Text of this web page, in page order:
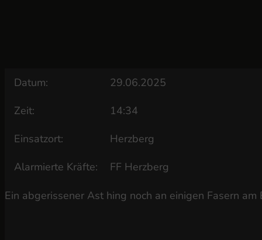
Datum:
29.06.2025
Zeit:
14:34
Einsatzort:
Herzberg
Alarmierte Kräfte:
FF Herzberg
Ein abgerissener Ast hing noch an einigen Fasern